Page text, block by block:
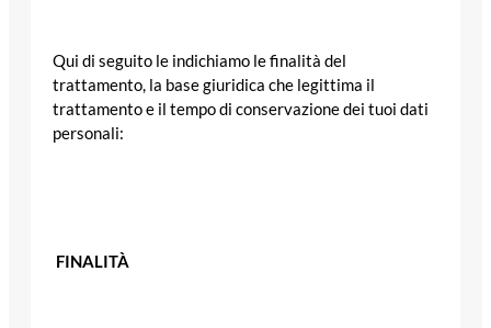
Qui di seguito le indichiamo le finalità del
trattamento, la base giuridica che legittima il
trattamento e il tempo di conservazione dei tuoi dati
personali:
FINALITÀ